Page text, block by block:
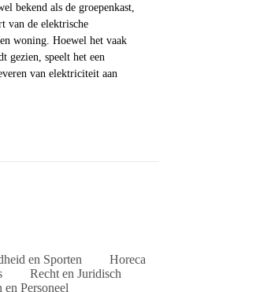
bekend als de groepenkast,
van de elektrische
woning. Hoewel het vaak
gezien, speelt het een
van elektriciteit aan
en Sporten
Horeca
Recht en Juridisch
en Personeel